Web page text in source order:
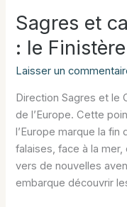
Sagres et
: le
Laisser un
Direction Sagres et le
de l’Europe. Cette
l’Europe marque la
falaises, face à la
vers de nouvelles
embarque découvrir